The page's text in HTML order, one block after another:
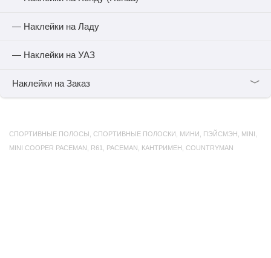
— Наклейки на Ладу
— Наклейки на УАЗ
Наклейки на Заказ ﹀
СПОРТИВНЫЕ ПОЛОСЫ СПОРТИВНЫЕ ПОЛОСКИ МИНИ ПЭЙСМЭН MINI
MINI COOPER PACEMAN
R61 PACEMAN КАНТРИМЕН COUNTRYMAN